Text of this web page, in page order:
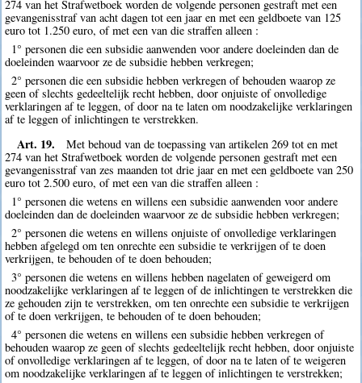
274 van het Strafwetboek worden de volgende personen gestraft met een
gevangenisstraf van acht dagen tot een jaar en met een geldboete van 125
euro tot 1.250 euro, of met een van die straffen alleen :
1° personen die een subsidie aanwenden voor andere doeleinden dan de
doeleinden waarvoor ze de subsidie hebben verkregen;
2° personen die een subsidie hebben verkregen of behouden waarop ze
geen of slechts gedeeltelijk recht hebben, door onjuiste of onvolledige
verklaringen af te leggen, of door na te laten om noodzakelijke verklaringen
af te leggen of inlichtingen te verstrekken.
Art. 19.
Met behoud van de toepassing van artikelen 269 tot en met
274 van het Strafwetboek worden de volgende personen gestraft met een
gevangenisstraf van zes maanden tot drie jaar en met een geldboete van 250
euro tot 2.500 euro, of met een van die straffen alleen :
1° personen die wetens en willens een subsidie aanwenden voor andere
doeleinden dan de doeleinden waarvoor ze de subsidie hebben verkregen;
2° personen die wetens en willens onjuiste of onvolledige verklaringen
hebben afgelegd om ten onrechte een subsidie te verkrijgen of te doen
verkrijgen, te behouden of te doen behouden;
3° personen die wetens en willens hebben nagelaten of geweigerd om
noodzakelijke verklaringen af te leggen of de inlichtingen te verstrekken die
ze gehouden zijn te verstrekken, om ten onrechte een subsidie te verkrijgen
of te doen verkrijgen, te behouden of te doen behouden;
4° personen die wetens en willens een subsidie hebben verkregen of
behouden waarop ze geen of slechts gedeeltelijk recht hebben, door onjuiste
of onvolledige verklaringen af te leggen, of door na te laten of te weigeren
om noodzakelijke verklaringen af te leggen of inlichtingen te verstrekken;